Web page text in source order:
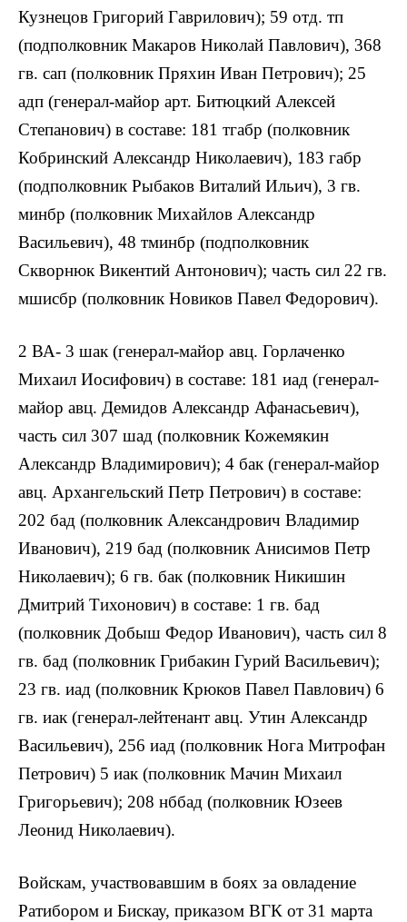
Кузнецов Григорий Гаврилович); 59 отд. тп
(подполковник Макаров Николай Павлович), 368
гв. сап (полковник Пряхин Иван Петрович); 25
адп (генерал-майор арт. Битюцкий Алексей
Степанович) в составе: 181 тгабр (полковник
Кобринский Александр Николаевич), 183 габр
(подполковник Рыбаков Виталий Ильич), 3 гв.
минбр (полковник Михайлов Александр
Васильевич), 48 тминбр (подполковник
Скворнюк Викентий Антонович); часть сил 22 гв.
мшисбр (полковник Новиков Павел Федорович).
2 ВА- 3 шак (генерал-майор авц. Горлаченко
Михаил Иосифович) в составе: 181 иад (генерал-
майор авц. Демидов Александр Афанасьевич),
часть сил 307 шад (полковник Кожемякин
Александр Владимирович); 4 бак (генерал-майор
авц. Архангельский Петр Петрович) в составе:
202 бад (полковник Александрович Владимир
Иванович), 219 бад (полковник Анисимов Петр
Николаевич); 6 гв. бак (полковник Никишин
Дмитрий Тихонович) в составе: 1 гв. бад
(полковник Добыш Федор Иванович), часть сил 8
гв. бад (полковник Грибакин Гурий Васильевич);
23 гв. иад (полковник Крюков Павел Павлович) 6
гв. иак (генерал-лейтенант авц. Утин Александр
Васильевич), 256 иад (полковник Нога Митрофан
Петрович) 5 иак (полковник Мачин Михаил
Григорьевич); 208 нббад (полковник Юзеев
Леонид Николаевич).
Войскам, участвовавшим в боях за овладение
Ратибором и Бискау, приказом ВГК от 31 марта